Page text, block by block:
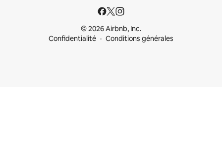
© 2026 Airbnb, Inc.
Confidentialité
Conditions générales